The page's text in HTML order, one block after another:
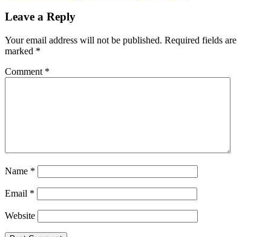
Leave a Reply
Your email address will not be published. Required fields are
marked *
Comment *
Name *
Email *
Website